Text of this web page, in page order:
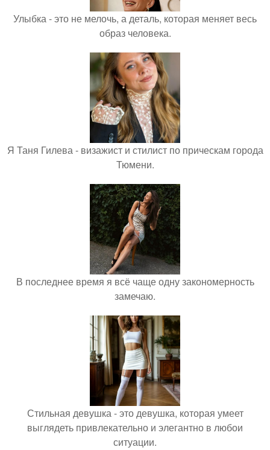
Улыбка - это не мелочь, а деталь, которая меняет весь
образ человека.
Я Таня Гилева - визажист и стилист по прическам города
Тюмени.
В последнее время я всё чаще одну закономерность
замечаю.
Стильная девушка - это девушка, которая умеет
выглядеть привлекательно и элегантно в любои
ситуации.